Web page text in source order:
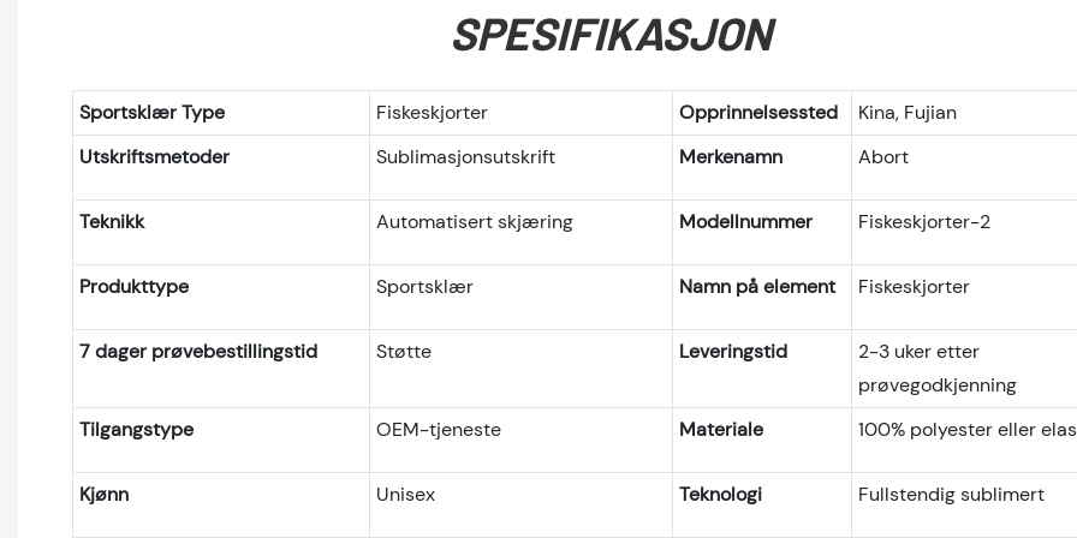
SPESIFIKASJON
Sportsklær Type Fiskeskjorter Opprinnelsessted
Kina, Fujian
Utskriftsmetoder
Sublimasjonsutskrift Merkenamn Abort
Teknikk Automatisert skjæring Modellnummer Fiskeskjorter-2
Produkttype Sportsklær Namn på element Fiskeskjorter
7 dager prøvebestillingstid Støtte Leveringstid
2-3 uker etter
prøvegodkjenning
Tilgangstype
OEM-tjeneste Materiale 100% polyester eller
Kjønn Unisex Teknologi Fullstendig sublimert